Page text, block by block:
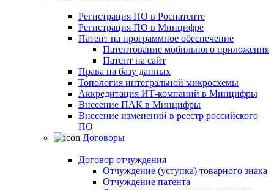
Регистрация ПО в Роспатенте
Регистрация ПО в Минцифре
Патент на программное обеспечение
Патентование мобильного приложения
Патент на сайт
Права на базу данных
Топология интегральной микросхемы
Аккредитация ИТ-компаний в Минцифры
Внесение ПАК в Минцифры
Внесение изменений в реестр российского
ПО
Договоры
Договор отчуждения
Отчуждение (уступка) товарного знака
Отчуждение патента